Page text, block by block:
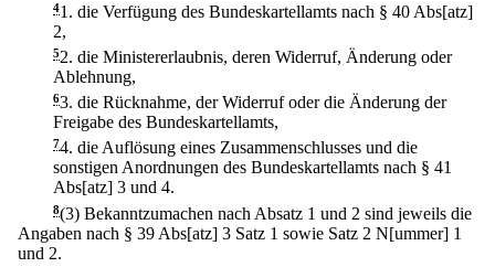
41. die Verfügung des Bundeskartellamts nach § 40 Abs[atz]
2,
52. die Ministererlaubnis, deren Widerruf, Änderung oder
Ablehnung,
63. die Rücknahme, der Widerruf oder die Änderung der
Freigabe des Bundeskartellamts,
74. die Auflösung eines Zusammenschlusses und die
sonstigen Anordnungen des Bundeskartellamts nach § 41
Abs[atz] 3 und 4.
8(3) Bekanntzumachen nach Absatz 1 und 2 sind jeweils die
Angaben nach § 39 Abs[atz] 3 Satz 1 sowie Satz 2 N[ummer] 1
und 2.